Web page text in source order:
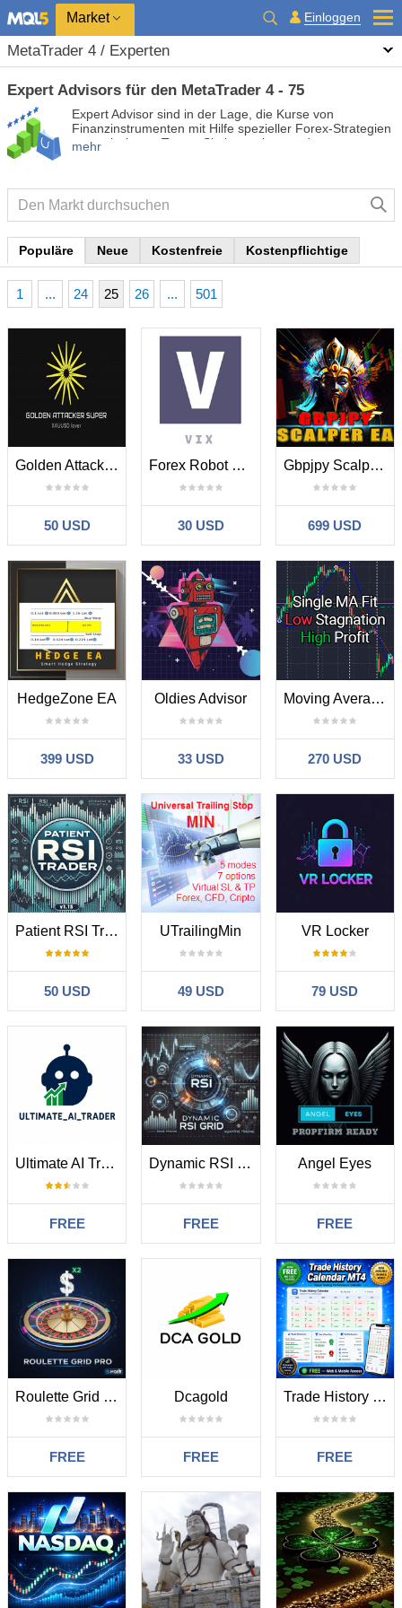
Market Einloggen
MetaTrader 4 / Experten
Expert Advisors für den MetaTrader 4 - 75
Expert Advisor sind in der Lage, die Kurse von
Finanzinstrumenten mit Hilfe spezieller Forex-Strategien
zu analysieren. Testen Sie kostenlose und
mehr
Populäre Neue Kostenfreie Kostenpflichtige
1 ... 24 25 26 ... 501
Golden Attacker Super
50 USD
Forex Robot VIX
30 USD
Gbpjpy Scalper EA MT4
699 USD
HedgeZone EA
399 USD
Oldies Advisor
33 USD
Moving Average Fit for Stagnation mt4
270 USD
Patient RSI Trader EA MT4
50 USD
UTrailingMin
49 USD
VR Locker
79 USD
Ultimate AI Trader
FREE
Dynamic RSI Grid
FREE
Angel Eyes
FREE
Roulette Grid MT4
FREE
Dcagold
FREE
Trade History Calendar MT4
FREE